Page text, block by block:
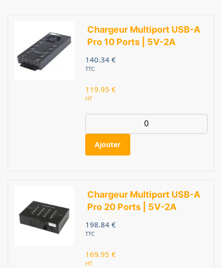
Chargeur Multiport USB-A
Pro 10 Ports | 5V-2A
140.34 €
TTC
119.95 €
HT
Ajouter
Chargeur Multiport USB-A
Pro 20 Ports | 5V-2A
198.84 €
TTC
169.95 €
HT